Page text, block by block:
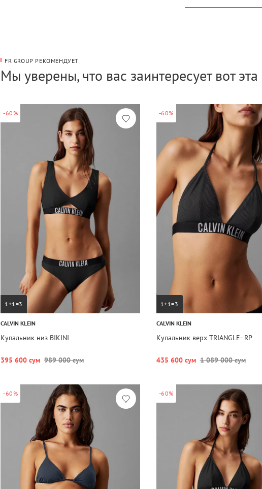
FR GROUP РЕКОМЕНДУЕТ
Мы уверены, что вас заинтересует вот
-60%
1+1=3
CALVIN KLEIN
Купальник низ BIKINI
395 600 сум 989 000 сум
-60%
1+1=3
CALVIN KLEIN
Купальник верх TRIANGLE- RP
435 600 сум 1 089 000 сум
-60% -60%